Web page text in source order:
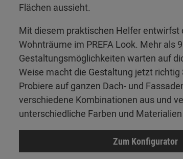
Flächen aussieht.
Mit diesem praktischen Helfer entwirfst
Wohnträume im PREFA Look. Mehr als
Gestaltungsmöglichkeiten warten auf
Weise macht die Gestaltung jetzt richtig
Probiere auf ganzen Dach- und
verschiedene Kombinationen aus und
unterschiedliche Farben und
Zum Konfigurator